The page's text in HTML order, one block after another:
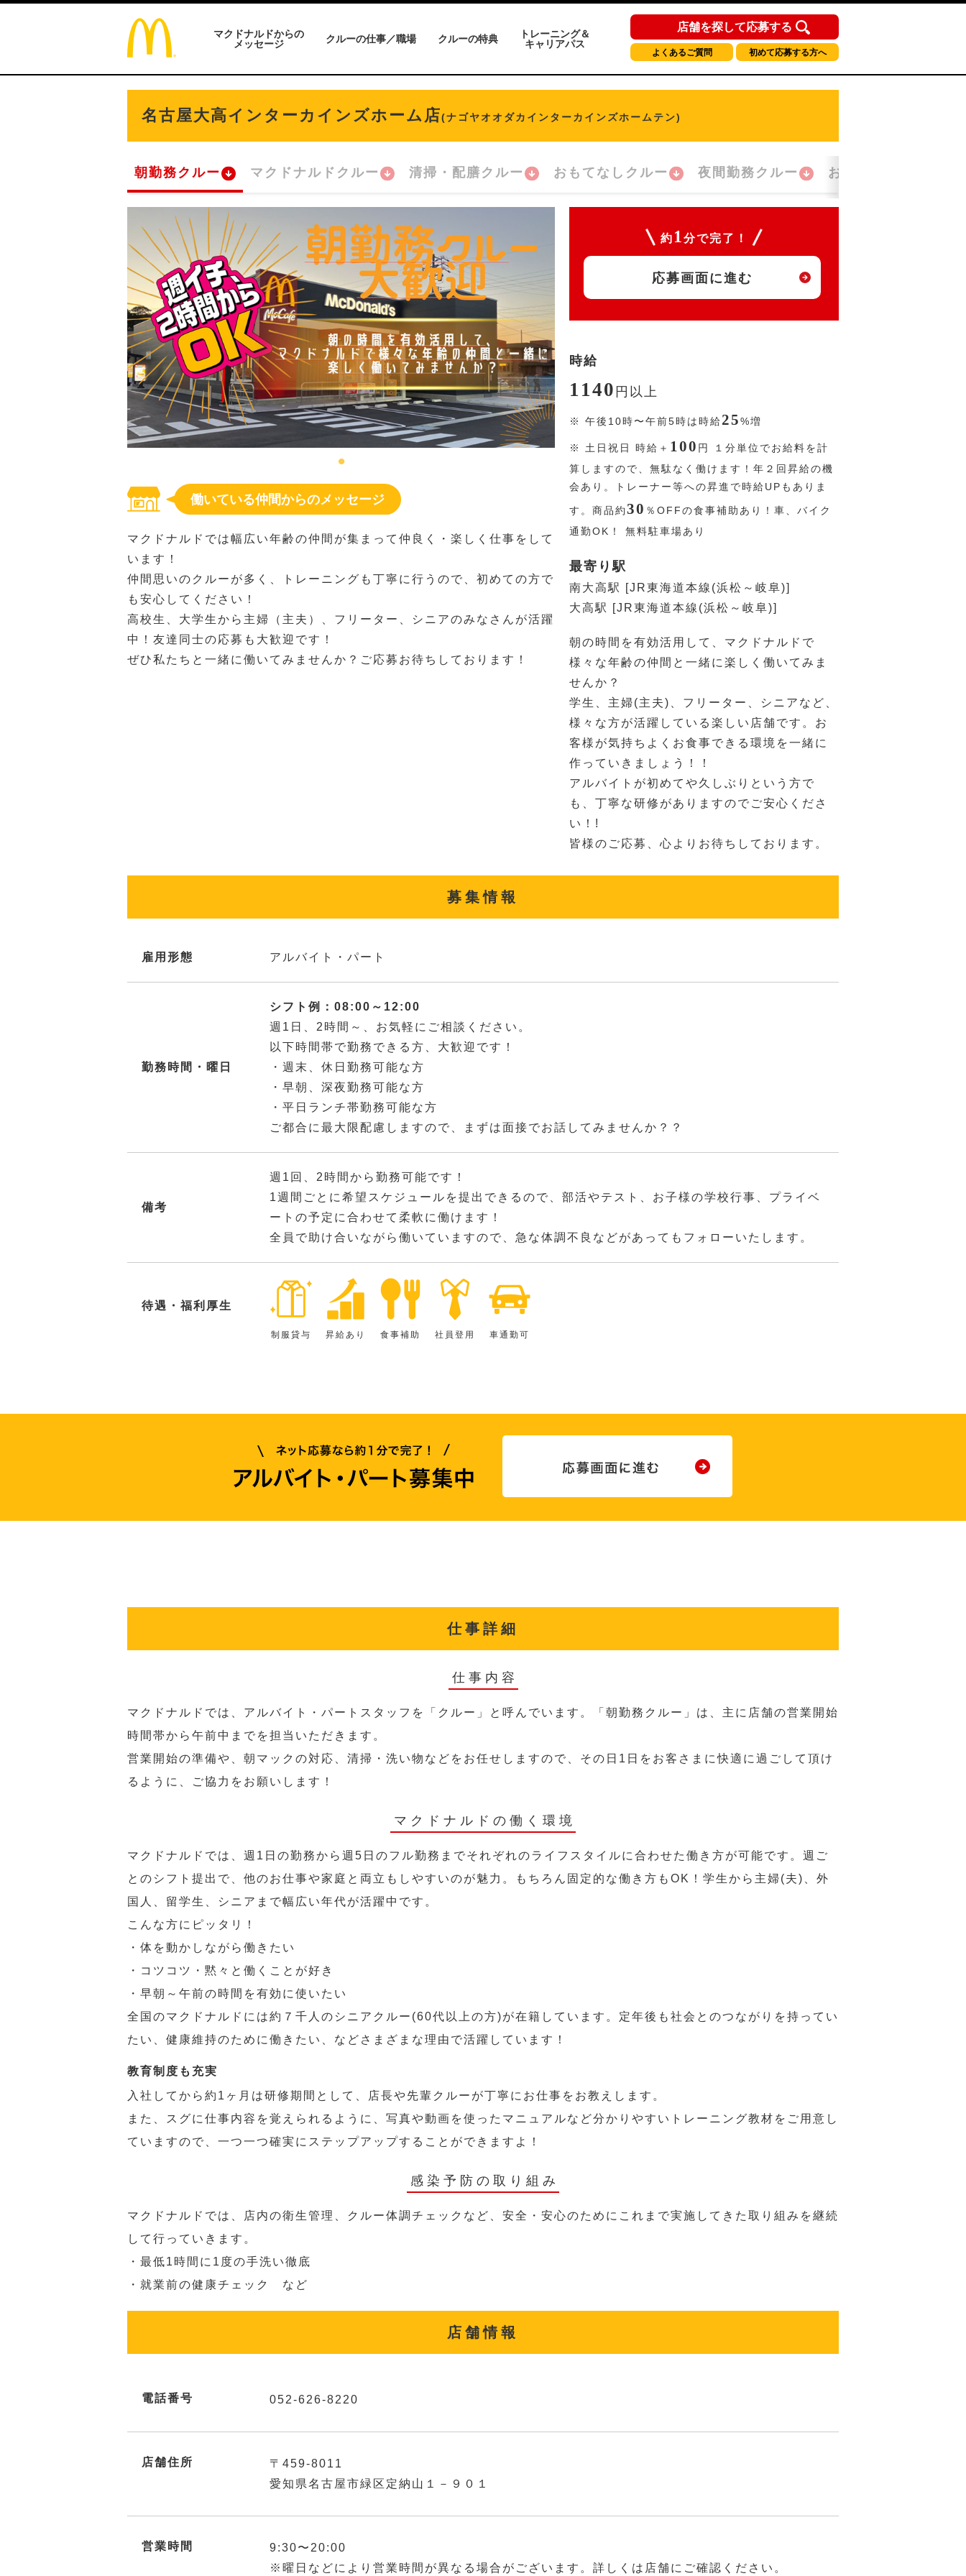
マクドナルドからの
メッセージ
クルーの仕事／職場 クルーの特典
トレーニング＆
キャリアパス
店舗を探して応募する
よくあるご質問 初めて応募する方へ
名古屋大高インターカインズホーム店(ナゴヤオオダカインターカインズホームテン)
朝勤務クルー マクドナルドクルー 清掃・配膳クルー おもてなしクルー 夜間勤務クルー おかえり！クルー
働いている仲間からのメッセージ
マクドナルドでは幅広い年齢の仲間が集まって仲良く・楽しく仕事をして
います！
仲間思いのクルーが多く、トレーニングも丁寧に行うので、初めての方で
も安心してください！
高校生、大学生から主婦（主夫）、フリーター、シニアのみなさんが活躍
中！友達同士の応募も大歓迎です！
ぜひ私たちと一緒に働いてみませんか？ご応募お待ちしております！
約 1 分で完了！
応募画面に進む
時給
1140 円 以上
※ 午後10時〜午前5時は時給25%増
※ 土日祝日 時給＋ 100 円
１分単位でお給料を計
算しますので、無駄なく働けます！年２回昇給の機
会あり。トレーナー等への昇進で時給UPもありま
す。商品約30 ％ OFFの食事補助あり！車、バイク
通勤OK！ 無料駐車場あり
最寄り駅
南大高駅 [JR東海道本線(浜松～岐阜)]
大高駅 [JR東海道本線(浜松～岐阜)]
朝の時間を有効活用して、マクドナルドで
様々な年齢の仲間と一緒に楽しく働いてみま
せんか？
学生、主婦(主夫)、フリーター、シニアなど、
様々な方が活躍している楽しい店舗です。お
客様が気持ちよくお食事できる環境を一緒に
作っていきましょう！！
アルバイトが初めてや久しぶりという方で
も、丁寧な研修がありますのでご安心くださ
い！!
皆様のご応募、心よりお待ちしております。
募集情報
雇用形態 アルバイト・パート
勤務時間・曜日
シフト例：08:00～12:00
週1日、2時間～、お気軽にご相談ください。
以下時間帯で勤務できる方、大歓迎です！
・週末、休日勤務可能な方
・早朝、深夜勤務可能な方
・平日ランチ帯勤務可能な方
ご都合に最大限配慮しますので、まずは面接でお話してみませんか？？
備考
週1回、2時間から勤務可能です！
1週間ごとに希望スケジュールを提出できるので、部活やテスト、お子様の学校行事、プライベ
ートの予定に合わせて柔軟に働けます！
全員で助け合いながら働いていますので、急な体調不良などがあってもフォローいたします。
待遇・福利厚生
制服貸与 昇給あり 食事補助 社員登用 車通勤可
仕事詳細
仕事内容
マクドナルドでは、アルバイト・パートスタッフを「クルー」と呼んでいます。「朝勤務クルー」は、主に店舗の営業開始
時間帯から午前中までを担当いただきます。
営業開始の準備や、朝マックの対応、清掃・洗い物などをお任せしますので、その日1日をお客さまに快適に過ごして頂け
るように、ご協力をお願いします！
マクドナルドの働く環境
マクドナルドでは、週1日の勤務から週5日のフル勤務までそれぞれのライフスタイルに合わせた働き方が可能です。週ご
とのシフト提出で、他のお仕事や家庭と両立もしやすいのが魅力。もちろん固定的な働き方もOK！学生から主婦(夫)、外
国人、留学生、シニアまで幅広い年代が活躍中です。
こんな方にピッタリ！
・体を動かしながら働きたい
・コツコツ・黙々と働くことが好き
・早朝～午前の時間を有効に使いたい
全国のマクドナルドには約７千人のシニアクルー(60代以上の方)が在籍しています。定年後も社会とのつながりを持ってい
たい、健康維持のために働きたい、などさまざまな理由で活躍しています！
教育制度も充実
入社してから約1ヶ月は研修期間として、店長や先輩クルーが丁寧にお仕事をお教えします。
また、スグに仕事内容を覚えられるように、写真や動画を使ったマニュアルなど分かりやすいトレーニング教材をご用意し
ていますので、一つ一つ確実にステップアップすることができますよ！
感染予防の取り組み
マクドナルドでは、店内の衛生管理、クルー体調チェックなど、安全・安心のためにこれまで実施してきた取り組みを継続
して行っていきます。
・最低1時間に1度の手洗い徹底
・就業前の健康チェック など
店舗情報
電話番号 052-626-8220
店舗住所
〒459-8011
愛知県名古屋市緑区定納山１－９０１
営業時間
9:30〜20:00
※曜日などにより営業時間が異なる場合がございます。詳しくは店舗にご確認ください。